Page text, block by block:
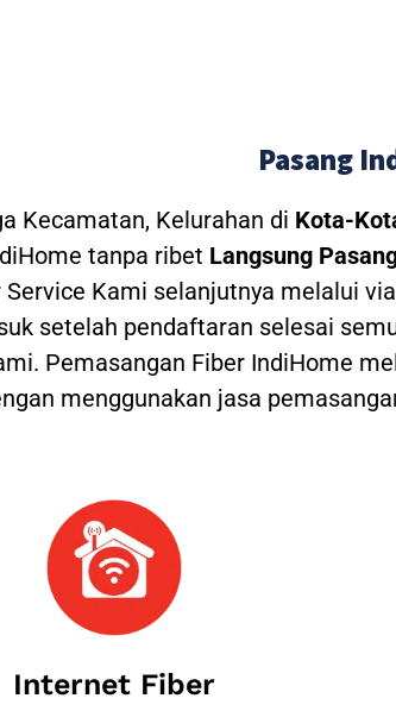
Pasang
Kecamatan, Kelurahan di Kota-
tanpa ribet Langsung
Service Kami selanjutnya melalui
setelah pendaftaran selesai
Pemasangan Fiber IndiHome
menggunakan jasa
Internet Fiber